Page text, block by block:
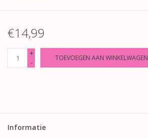
€14,99
+
-
TOEVOEGEN AAN WINKELWAGEN
Informatie